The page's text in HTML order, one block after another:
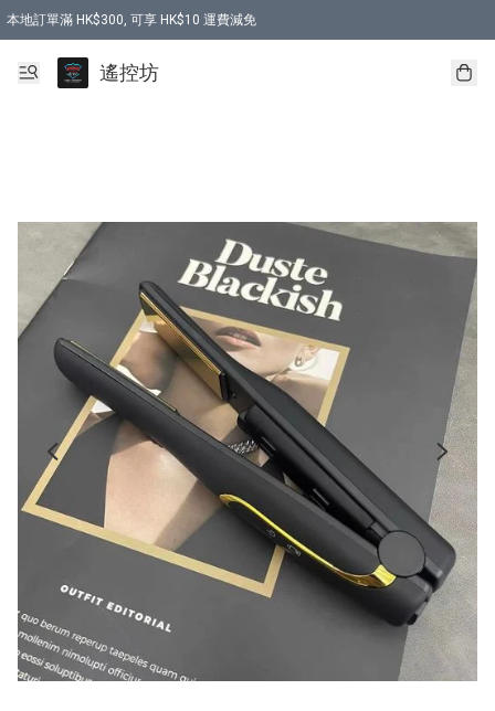
本地訂單滿 HK$300, 可享 HK$10 運費減免
購買 7.6V 6500mah 70C 電池 送 7.6V USB充電器
遙控坊